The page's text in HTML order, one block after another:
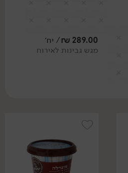
289.00
₪/ יח׳
מגש גבינות לאירוח